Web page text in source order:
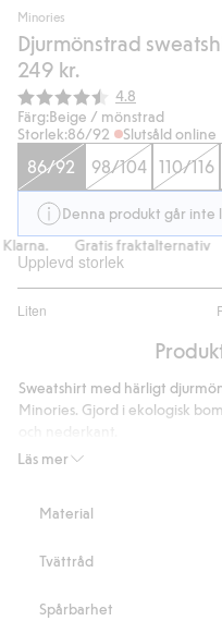
Minories
Djurmönstrad
249 kr.
Snittbetyg:
4.8
Färg:Beige / mönstrad
Storlek:86/92 Slutsåld online
86/92 98/104 110/116
Denna produkt går inte
Gratis fraktalternativ
Upplevd storlek
Liten
utav
50
betyg
Läs mer
Sweatshirt med härligt
Minories. Gjord i ekologisk
Innehåller 80% ekologisk
Material
Tvättråd
Spårbarhet